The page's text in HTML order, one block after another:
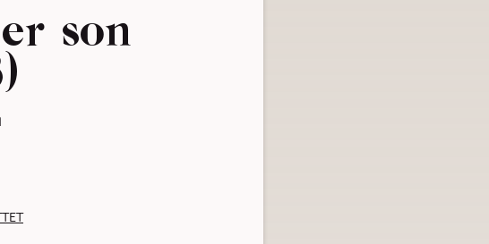
son